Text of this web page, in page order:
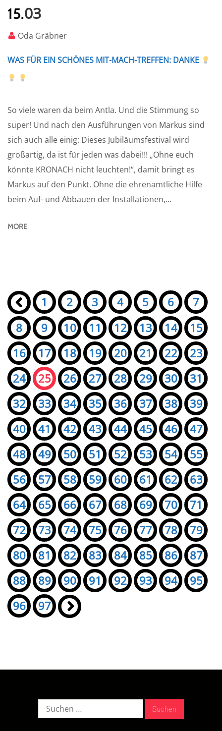
15.03
Oda Gräbner
WAS FÜR EIN SCHÖNES MIT-MACH-TREFFEN: DANKE
So viele waren da beim Antla. Und die Stimmung so
super! Und nach den Ausführungen von Markus sind
sich auch alle einig: Dieses Jubiläumsfestival wird
großartig, da ist für jeden was dabei!!! „Ohne euch
könnte KRONACH nicht leuchten!“, damit bringt es
Markus auf den Punkt. Ohne die ehrenamtliche Hilfe
beim Auf- und Abbauen der Installationen,...
MORE
Seiten:
« 1 2 3 4 5 6
7
8
9 10 11 12 13 14
15
16
17 18 19 20 21 22
23
24
25 26 27 28 29 30
31
32
33 34 35 36 37 38
39
40
41 42 43 44 45 46
47
48
49 50 51 52 53 54
55
56
57 58 59 60 61 62
63
64
65 66 67 68 69 70
71
72
73 74 75 76 77 78
79
80
81 82 83 84 85 86
87
88
89 90 91 92 93 94
95
96
97 »
Suche